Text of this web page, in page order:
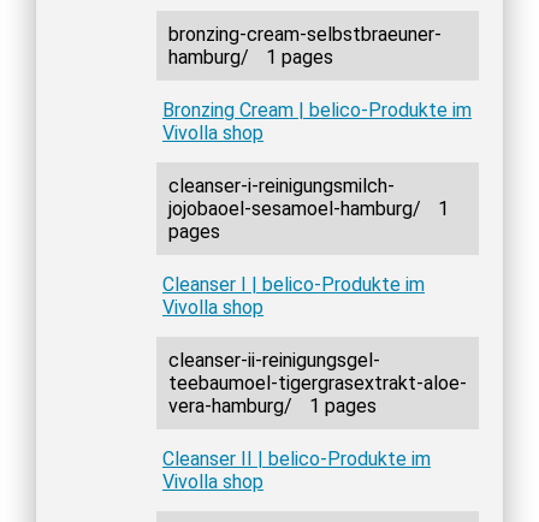
bronzing-cream-selbstbraeuner-
hamburg/
1 pages
Bronzing Cream | belico-Produkte im
Vivolla shop
cleanser-i-reinigungsmilch-
jojobaoel-sesamoel-hamburg/
1
pages
Cleanser I | belico-Produkte im
Vivolla shop
cleanser-ii-reinigungsgel-
teebaumoel-tigergrasextrakt-aloe-
vera-hamburg/
1 pages
Cleanser II | belico-Produkte im
Vivolla shop